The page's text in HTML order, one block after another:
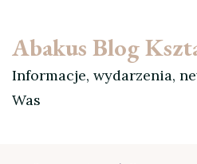
Abakus Blog
Informacje, wydarzenia,
Was